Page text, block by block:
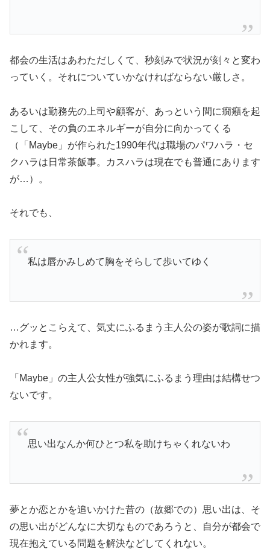
都会の生活はあわただしくて、秒刻みで状況が刻々と変わ
っていく。それについていかなければならない厳しさ。
あるいは勤務先の上司や顧客が、あっという間に癇癪を起
こして、その負のエネルギーが自分に向かってくる
（「Maybe」が作られた1990年代は職場のパワハラ・セ
クハラは日常茶飯事。カスハラは現在でも普通にあります
が…）。
それでも、
私は唇かみしめて胸をそらして歩いてゆく
…グッとこらえて、気丈にふるまう主人公の姿が歌詞に描
かれます。
「Maybe」の主人公女性が強気にふるまう理由は結構せつ
ないです。
思い出なんか何ひとつ私を助けちゃくれないわ
夢とか恋とかを追いかけた昔の（故郷での）思い出は、そ
の思い出がどんなに大切なものであろうと、自分が都会で
現在抱えている問題を解決などしてくれない。